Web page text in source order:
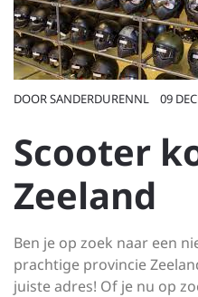
DOORSANDERDURENNL 09
Scooter
Zeeland
Ben je op zoek naar een
prachtige provincie
juiste adres! Of je nu op